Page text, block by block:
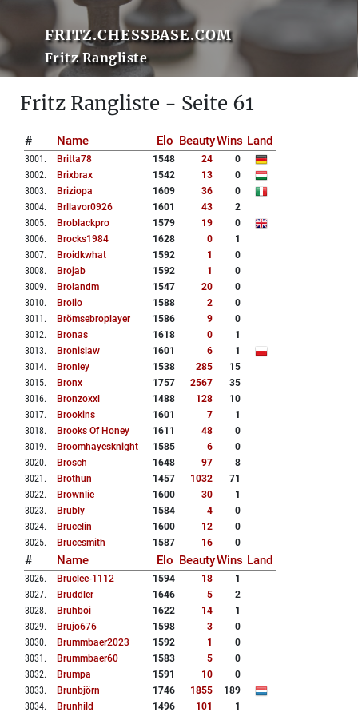
FRITZ.CHESSBASE.COM
Fritz Rangliste
Fritz Rangliste - Seite 61
# Name Elo BeautyWins Land
3001 . Britta78 1548 24
0
3002. Brixbrax 1542 13
0
3003. Briziopa 1609 36
0
3004. Brllavor0926 1601 43
2
3005. Broblackpro 1579 19
0
3006. Brocks1984 1628 0
1
3007. Broidkwhat 1592 1
0
3008. Brojab 1592 1
0
3009. Brolandm 1547 20
0
3010. Brolio 1588 2
0
3011 . Brömsebroplayer 1586 9
0
3012. Bronas 1618 0
1
3013. Bronislaw 1601 6
1
3014. Bronley 1538 285
15
3015. Bronx 1757 2567
35
3016. Bronzoxxl 1488 128
10
3017. Brookins 1601 7
1
3018. Brooks Of Honey 1611 48
0
3019. Broomhayesknight 1585 6
0
3020. Brosch 1648 97
8
3021 . Brothun 1457 1032
71
3022. Brownlie 1600 30
1
3023. Brubly 1584 4
0
3024. Brucelin 1600 12
0
3025. Brucesmith 1587 16 0
# Name Elo BeautyWins Land
3026. Bruclee-1112 1594 18
1
3027. Bruddler 1646 5
2
3028. Bruhboi 1622 14
1
3029. Brujo676 1598 3
0
3030. Brummbaer2023 1592 1
0
3031 . Brummbaer60 1583 5
0
3032. Brumpa 1591 10
0
3033. Brunbjörn 1746 1855
189
3034. Brunhild 1496 101
1